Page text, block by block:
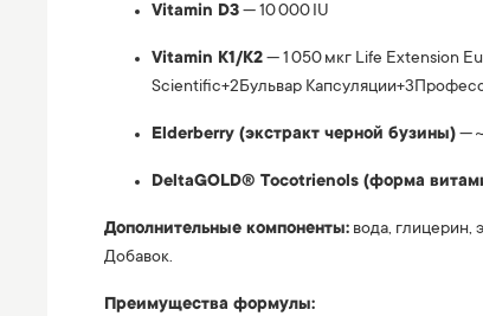
Vitamin D3— 10 000 IU
Vitamin K1/K2— 1 050 мкг Life Extension
Scientific+2Бульвар Капсуляции+3
Elderberry (экстракт черной бузины)—
DeltaGOLD® Tocotrienols (форма
Дополнительные компоненты: вода, глицерин,
Добавок.
Преимущества формулы: